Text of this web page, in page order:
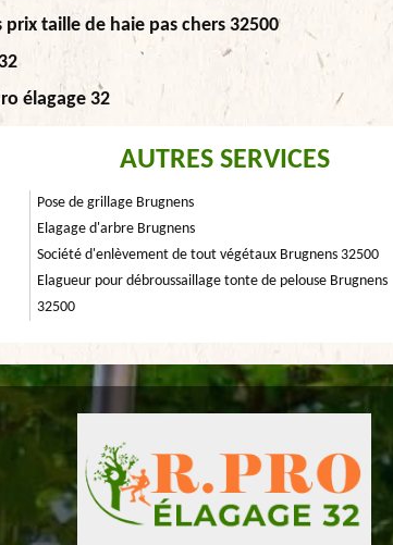
prix taille de haie pas chers 32500
élagage 32
AUTRES SERVICES
Pose de grillage Brugnens
Elagage d'arbre Brugnens
Société d'enlèvement de tout végétaux Brugnens 32500
Elagueur pour débroussaillage tonte de pelouse Brugnens
32500